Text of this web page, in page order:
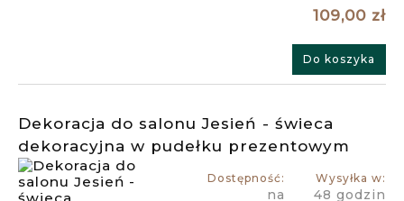
109,00 zł
Do koszyka
Dekoracja do salonu Jesień - świeca
dekoracyjna w pudełku prezentowym
Dostępność:
na
Wysyłka w:
48 godzin